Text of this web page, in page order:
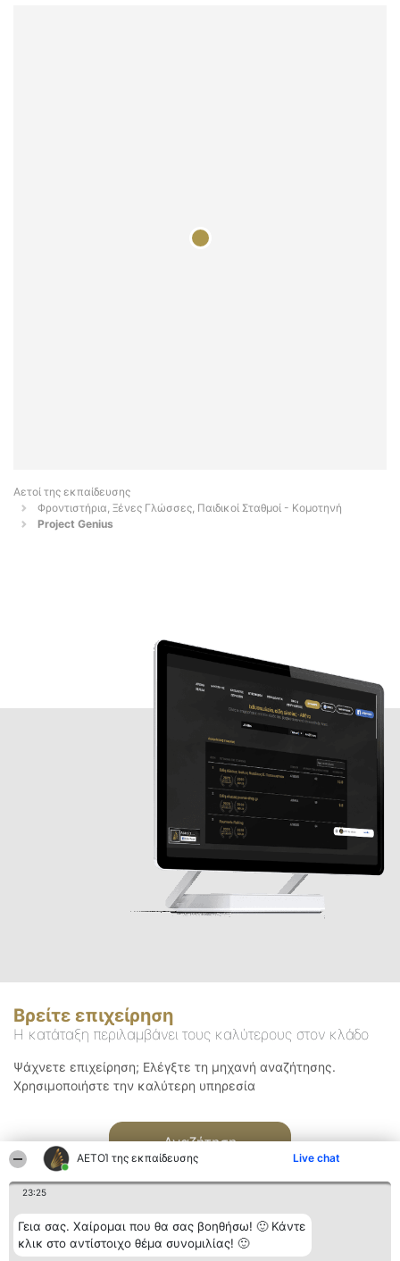
ΑΕΤΟΊ της εκπαίδευσης Live chat
23:25
Γεια σας. Χαίρομαι που θα σας βοηθήσω! 🙂 Κάντε
κλικ στο αντίστοιχο θέμα συνομιλίας! 🙂
Αετοί της εκπαίδευσης
Φροντιστήρια, Ξένες Γλώσσες, Παιδικοί Σταθμοί - Κομοτηνή
Project Genius
Βρείτε επιχείρηση
Η κατάταξη περιλαμβάνει τους καλύτερους στον κλάδο
Ψάχνετε επιχείρηση; Ελέγξτε τη μηχανή αναζήτησης.
Χρησιμοποιήστε την καλύτερη υπηρεσία
Αναζήτηση